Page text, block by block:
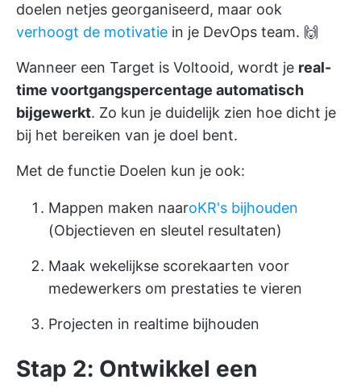
doelen netjes georganiseerd, maar ook
verhoogt de motivatie in je DevOps team. 🙌
Wanneer een Target is Voltooid, wordt je real-
time voortgangspercentage automatisch
bijgewerkt. Zo kun je duidelijk zien hoe dicht je
bij het bereiken van je doel bent.
Met de functie Doelen kun je ook:
Mappen maken naaroKR's bijhouden
(Objectieven en sleutel resultaten)
Maak wekelijkse scorekaarten voor
medewerkers om prestaties te vieren
Projecten in realtime bijhouden
Stap 2: Ontwikkel een